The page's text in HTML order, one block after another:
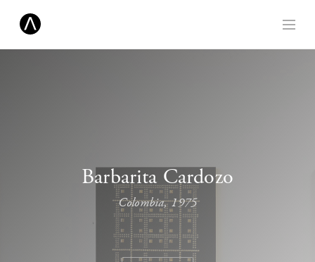
Barbarita Cardozo
Colombia, 1975